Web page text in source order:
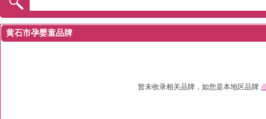
黄石市孕婴童品牌
暂未收录相关品牌，如您是本地区品牌